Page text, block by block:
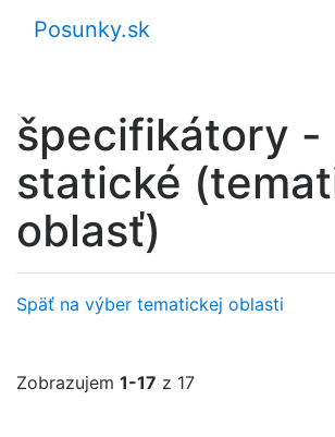
Posunky.sk
špecifikátory -
statické
oblasť)
Späť na výber tematickej oblasti
Zobrazujem 1-17 z 17